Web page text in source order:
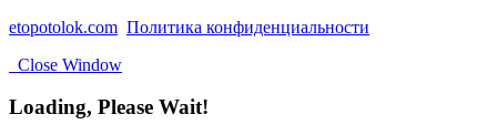
etopotolok.com Политика конфиденциальности
Close Window
Loading, Please Wait!